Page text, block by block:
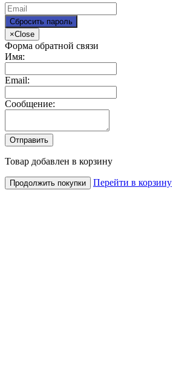
×Close
Форма обратной связи
Имя:
Email:
Сообщение:
Товар добавлен в корзину
Продолжить покупки Перейти в корзину